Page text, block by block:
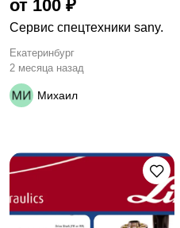
от 100 ₽
Сервис спецтехники sany.
Екатеринбург
2 месяца назад
Михаил